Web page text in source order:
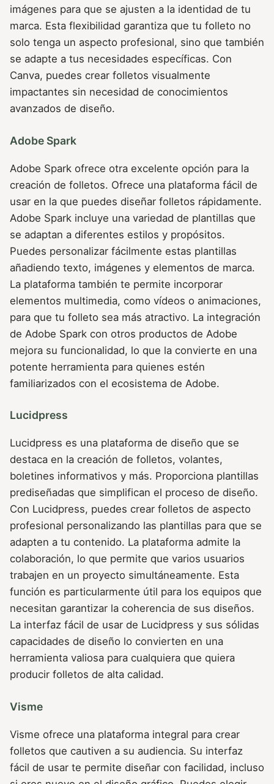
imágenes para que se ajusten a la identidad de tu
marca. Esta flexibilidad garantiza que tu folleto no
solo tenga un aspecto profesional, sino que también
se adapte a tus necesidades específicas. Con
Canva, puedes crear folletos visualmente
impactantes sin necesidad de conocimientos
avanzados de diseño.
Adobe Spark
Adobe Spark ofrece otra excelente opción para la
creación de folletos. Ofrece una plataforma fácil de
usar en la que puedes diseñar folletos rápidamente.
Adobe Spark incluye una variedad de plantillas que
se adaptan a diferentes estilos y propósitos.
Puedes personalizar fácilmente estas plantillas
añadiendo texto, imágenes y elementos de marca.
La plataforma también te permite incorporar
elementos multimedia, como vídeos o animaciones,
para que tu folleto sea más atractivo. La integración
de Adobe Spark con otros productos de Adobe
mejora su funcionalidad, lo que la convierte en una
potente herramienta para quienes estén
familiarizados con el ecosistema de Adobe.
Lucidpress
Lucidpress es una plataforma de diseño que se
destaca en la creación de folletos, volantes,
boletines informativos y más. Proporciona plantillas
prediseñadas que simplifican el proceso de diseño.
Con Lucidpress, puedes crear folletos de aspecto
profesional personalizando las plantillas para que se
adapten a tu contenido. La plataforma admite la
colaboración, lo que permite que varios usuarios
trabajen en un proyecto simultáneamente. Esta
función es particularmente útil para los equipos que
necesitan garantizar la coherencia de sus diseños.
La interfaz fácil de usar de Lucidpress y sus sólidas
capacidades de diseño lo convierten en una
herramienta valiosa para cualquiera que quiera
producir folletos de alta calidad.
Visme
Visme ofrece una plataforma integral para crear
folletos que cautiven a su audiencia. Su interfaz
fácil de usar te permite diseñar con facilidad, incluso